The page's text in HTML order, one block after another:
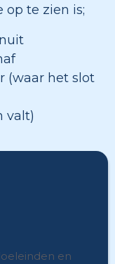
op te zien is;
(waar het slot
valt)
en